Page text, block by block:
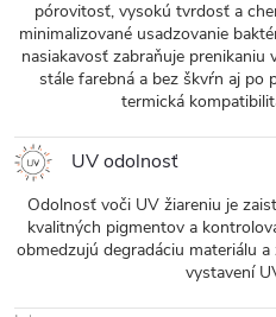
pórovitosť, vysokú tvrdosť a
minimalizované usadzovanie
nasiakavosť zabraňuje
stále farebná a bez škvŕn aj po
termická
UV odolnosť
Odolnosť voči UV žiareniu je
kvalitných pigmentov a
obmedzujú degradáciu materiálu
vystavení